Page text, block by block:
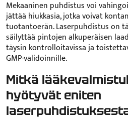
Mekaaninen puhdistus voi
jättää hiukkasia, jotka voivat
tuotantoerän. Laserpuhdistus on
säilyttää pintojen alkuperäisen
täysin kontrolloitavissa ja
GMP-validoinnille.
Mitkä
hyötyvät eniten